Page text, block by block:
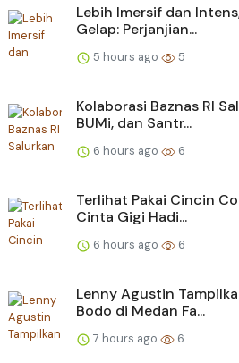
Lebih Imersif dan
Gelap: Perjanjian...
5 hours ago 5
Kolaborasi Baznas RI
BUMi, dan Santr...
6 hours ago 6
Terlihat Pakai Cincin
Cinta Gigi Hadi...
6 hours ago 6
Lenny Agustin
Bodo di Medan Fa...
7 hours ago 6